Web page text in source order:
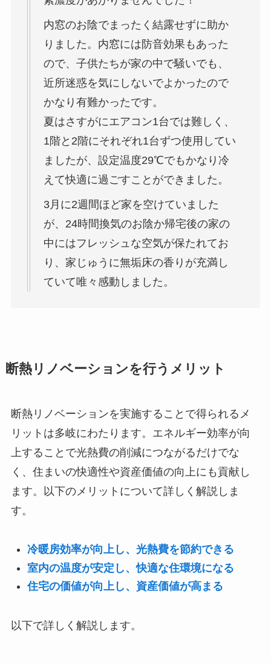
内窓のお陰でまったく結露せずに助か
りました。内窓には防音効果もあった
ので、子供たちが家の中で騒いでも、
近所迷惑を気にしないでよかったので
かなり有難かったです。
夏はさすがにエアコン1台では難しく、
1階と2階にそれぞれ1台ずつ使用してい
ましたが、設定温度29℃でもかなり冷
えて快適に過ごすことができました。
3月に2週間ほど家を空けていました
が、24時間換気のお陰か帰宅後の家の
中にはフレッシュな空気が保たれてお
り、家じゅうに無垢床の香りが充満し
ていて唯々感動しました。
断熱リノベーションを行うメリット
断熱リノベーションを実施することで得られるメ
リットは多岐にわたります。エネルギー効率が向
上することで光熱費の削減につながるだけでな
く、住まいの快適性や資産価値の向上にも貢献し
ます。以下のメリットについて詳しく解説しま
す。
冷暖房効率が向上し、光熱費を節約できる
室内の温度が安定し、快適な住環境になる
住宅の価値が向上し、資産価値が高まる
以下で詳しく解説します。